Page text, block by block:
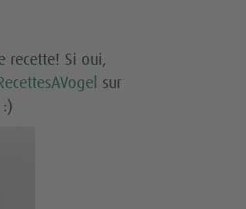
recette! Si oui,
sur
:)